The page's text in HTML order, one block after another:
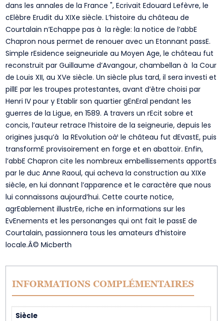
dans les annales de la France ", Ecrivait Edouard Lefèvre, le
cElèbre Erudit du XIXe siècle. L’histoire du château de
Courtalain n’Echappe pas à la règle: la notice de l’abbE
Chapron nous permet de renouer avec un Etonnant passE.
Simple rEsidence seigneuriale au Moyen Age, le château fut
reconstruit par Guillaume d’Avangour, chambellan à la Cour
de Louis XII, au XVe siècle. Un siècle plus tard, il sera investi et
pillE par les troupes protestantes, avant d’être choisi par
Henri IV pour y Etablir son quartier gEnEral pendant les
guerres de la Ligue, en 1589. A travers un rEcit sobre et
concis, l’auteur retrace l’histoire de la seigneurie, depuis les
origines jusqu’à la REvolution oà¹ le château fut dEvastE, puis
transformE provisoirement en forge et en abattoir. Enfin,
l’abbE Chapron cite les nombreux embellissements apportEs
par le duc Anne Raoul, qui acheva la construction au XIXe
siècle, en lui donnant l’apparence et le caractère que nous
lui connaissons aujourd’hui. Cette courte notice,
agrEablement illustrEe, riche en informations sur les
EvEnements et les personanges qui ont fait le passE de
Courtalain, passionnera tous les amateurs d’histoire
locale.Â© Micberth
INFORMATIONS COMPLÉMENTAIRES
Siècle